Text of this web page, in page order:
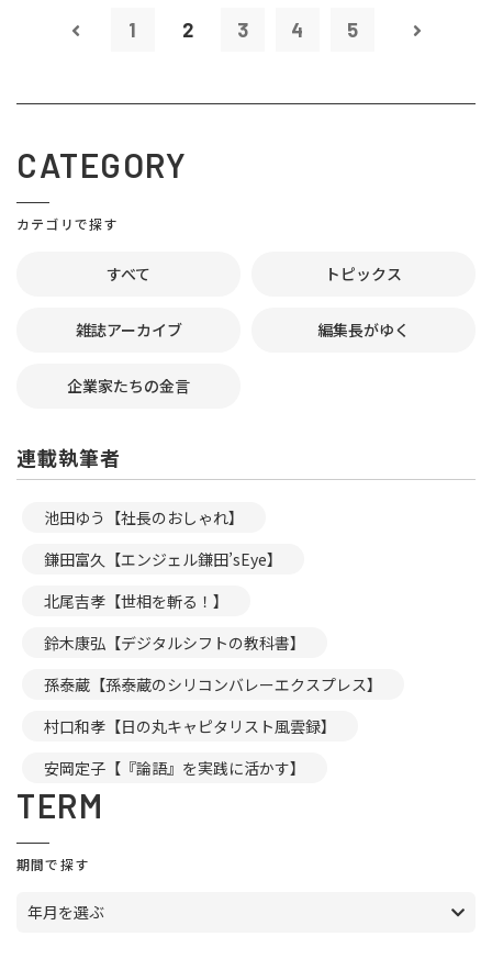
1 2 3 4 5
CATEGORY
カテゴリで探す
すべて トピックス
雑誌アーカイブ 編集長がゆく
企業家たちの金言
連載執筆者
池田ゆう【社長のおしゃれ】
鎌田富久【エンジェル鎌田’sEye】
北尾吉孝【世相を斬る！】
鈴木康弘【デジタルシフトの教科書】
孫泰蔵【孫泰蔵のシリコンバレーエクスプレス】
村口和孝【日の丸キャピタリスト風雲録】
安岡定子【『論語』を実践に活かす】
TERM
期間で探す
年月を選ぶ